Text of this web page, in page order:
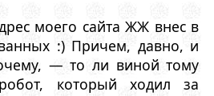
моего сайта ЖЖ внес в
:) Причем, давно, и
— то ли виной тому
который ходил за